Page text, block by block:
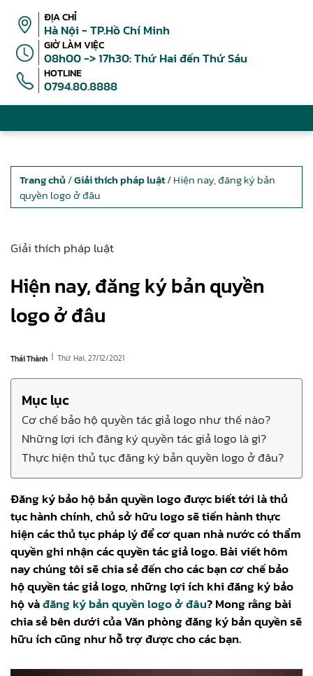
ĐỊA CHỈ
Hà Nội - TP.Hồ Chí Minh
GIỜ LÀM VIỆC
08h00 -> 17h30: Thứ Hai đến Thứ Sáu
HOTLINE
0794.80.8888
Trang chủ /Giải thích pháp luật/ Hiện nay, đăng ký bản
quyền logo ở đâu
Giải thích pháp luật
Hiện nay, đăng ký bản quyền
logo ở đâu
Thái Thành | Thứ Hai, 27/12/2021
Mục lục
Cơ chế bảo hộ quyền tác giả logo như thế nào?
Những lợi ích đăng ký quyền tác giả logo là gì?
Thực hiện thủ tục đăng ký bản quyền logo ở đâu?
Đăng ký bảo hộ bản quyền logo được biết tới là thủ
tục hành chính, chủ sở hữu logo sẽ tiến hành thực
hiện các thủ tục pháp lý để cơ quan nhà nước có thẩm
quyền ghi nhận các quyền tác giả logo. Bài viết hôm
nay chúng tôi sẽ chia sẻ đến cho các bạn cơ chế bảo
hộ quyền tác giả logo, những lợi ích khi đăng ký bảo
hộ vàđăng ký bản quyền logo ở đâu? Mong rằng bài
chia sẻ bên dưới của Văn phòng đăng ký bản quyền sẽ
hữu ích cũng như hỗ trợ được cho các bạn.